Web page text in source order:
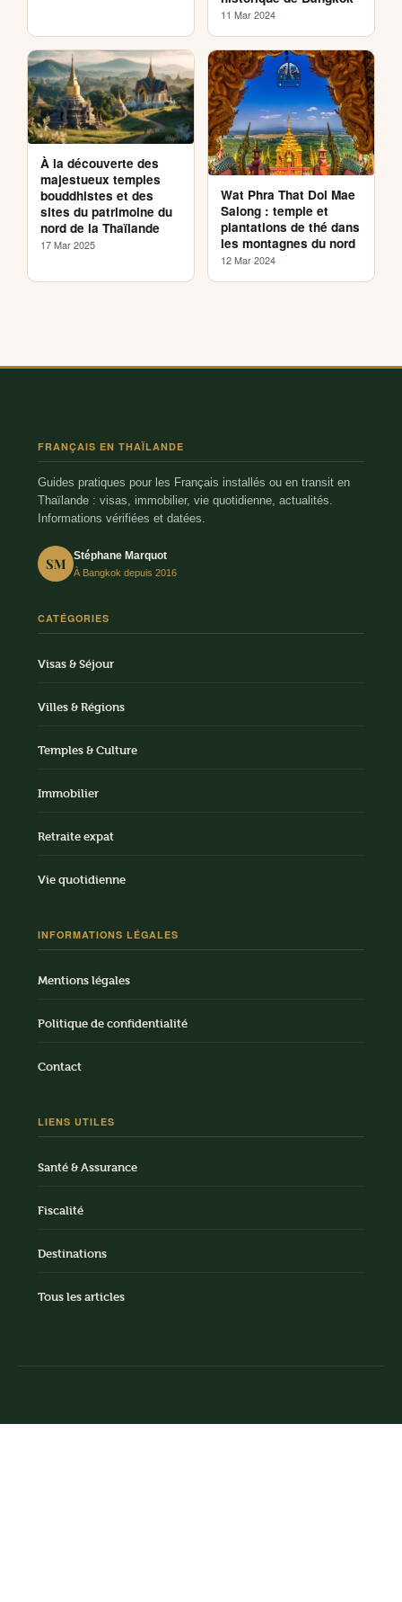
11 Mar 2024
À la découverte des
majestueux temples
bouddhistes et des
sites du patrimoine du
nord de la Thaïlande
17 Mar 2025
Wat Phra That Doi Mae
Salong : temple et
plantations de thé dans
les montagnes du nord
12 Mar 2024
FRANÇAIS EN THAÏLANDE
Guides pratiques pour les Français installés ou en transit en
Thaïlande : visas, immobilier, vie quotidienne, actualités.
Informations vérifiées et datées.
SM Stéphane Marquot
À Bangkok depuis 2016
CATÉGORIES
Visas & Séjour
Villes & Régions
Temples & Culture
Immobilier
Retraite expat
Vie quotidienne
INFORMATIONS LÉGALES
Mentions légales
Politique de confidentialité
Contact
LIENS UTILES
Santé & Assurance
Fiscalité
Destinations
Tous les articles